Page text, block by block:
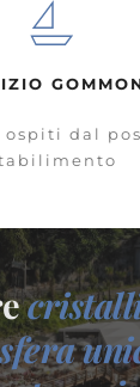
ospiti dal